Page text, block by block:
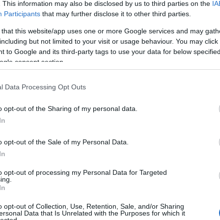
This information may also be disclosed by us to third parties on the
Participants that may further disclose it to other third parties.
that this website/app uses one or more Google services and may
but not limited to your visit or usage behaviour. You may
to Google and its third-party tags to use your data for below
consent section.
Data Processing Opt Outs
opt-out of the Sharing of my personal data.
opt-out of the Sale of my Personal Data.
opt-out of processing my Personal Data for Targeted
opt-out of Collection, Use, Retention, Sale, and/or Sharing
Data that Is Unrelated with the Purposes for which it
tipográfus munkája.
flotta sorozat harmadik része is, Jack
folytatása. A rajongók már nagyon várták!
folytatja veszedelmes útját hazafelé. Útközben
nyersanyagokért, és Black Jack Geary
járniuk. Amikor azonban kideríti, hogy egy
eltörölheti, már nem csak a szindikátusiak